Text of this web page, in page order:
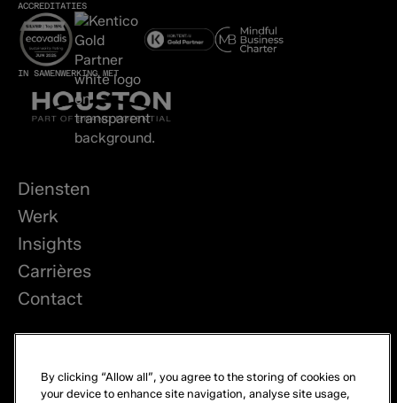
ACCREDITATIES
IN SAMENWERKING MET
Diensten
Werk
Insights
Carrières
Contact
Privacy
By clicking “Allow all”, you agree to the storing of cookies on
your device to enhance site navigation, analyse site usage,